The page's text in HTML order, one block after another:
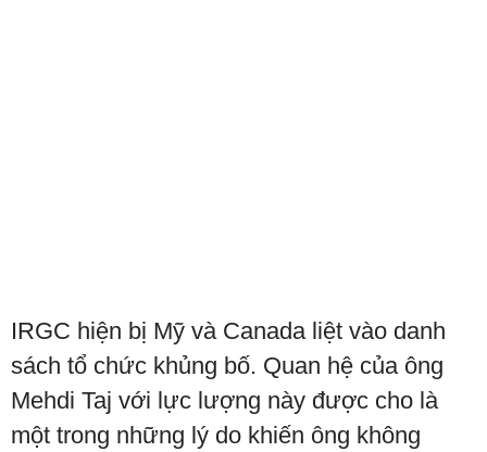
IRGC hiện bị Mỹ và Canada liệt vào danh
sách tổ chức khủng bố. Quan hệ của ông
Mehdi Taj với lực lượng này được cho là
một trong những lý do khiến ông không